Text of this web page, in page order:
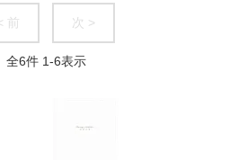
前 次 >
全6件 1-6表示